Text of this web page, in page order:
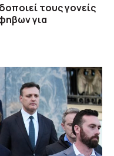
τους γονείς
για